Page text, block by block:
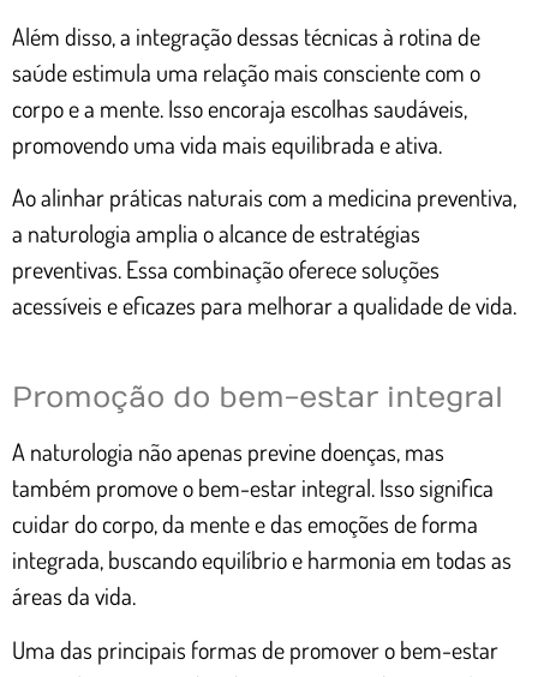
Além disso, a integração dessas técnicas à rotina de
saúde estimula uma relação mais consciente com o
corpo e a mente. Isso encoraja escolhas saudáveis,
promovendo uma vida mais equilibrada e ativa.
Ao alinhar práticas naturais com a medicina preventiva,
a naturologia amplia o alcance de estratégias
preventivas. Essa combinação oferece soluções
acessíveis e eficazes para melhorar a qualidade de vida.
Promoção do bem-estar integral
A naturologia não apenas previne doenças, mas
também promove o bem-estar integral. Isso significa
cuidar do corpo, da mente e das emoções de forma
integrada, buscando equilíbrio e harmonia em todas as
áreas da vida.
Uma das principais formas de promover o bem-estar